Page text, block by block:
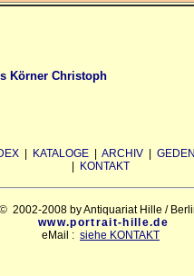
Körner Christoph
KATALOGE ARCHIV
KONTAKT
© 2002-2008 by Antiquariat Hille /
www.portrait-hille.de
eMail : siehe KONTAKT